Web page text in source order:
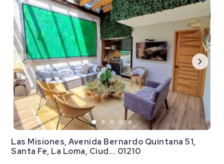
Las Misiones, Avenida Bernardo Quintana 51,
Santa Fe, La Loma, Ciud... 01210